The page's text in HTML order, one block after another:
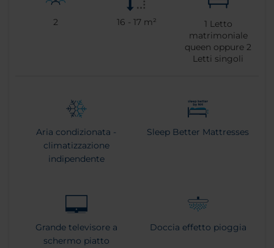
2 16 - 17 m² 1 Letto
matrimoniale
queen oppure2
Letti singoli
Aria condizionata -
climatizzazione
indipendente
Sleep Better Mattresses
Grande televisore a
schermo piatto
Doccia effetto pioggia